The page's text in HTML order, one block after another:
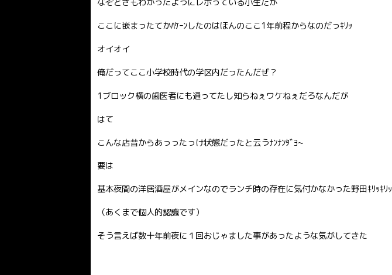
なぞとさもわかったようにレポっている小生だが
ここに嵌まったてかﾊｹｰﾝしたのはほんのここ1年前程からなのだっｷﾘｯ
オイオイ
俺だってここ小学校時代の学区内だったんだぜ？
1ブロック横の歯医者にも通ってたし知らねぇワケねぇだろなんだが
はて
こんな店昔からあっったっけ状態だったと云うﾅﾝﾅﾝﾀﾞﾖ~
要は
基本夜間の洋居酒屋がメインなのでランチ時の存在に気付かなかった野田ｷﾘｯｷﾘｯ
（あくまで個人的認識です）
そう言えば数十年前夜に１回おじゃました事があったような気がしてきた